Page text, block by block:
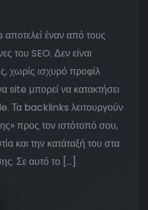
έναν από τους
του SEO. Δεν είναι
χωρίς ισχυρό προφίλ
site μπορεί να κατακτήσει
Τα backlinks λειτουργούν
προς τον ιστότοπό σου,
και την κατάταξή του στα
Σε αυτό το […]